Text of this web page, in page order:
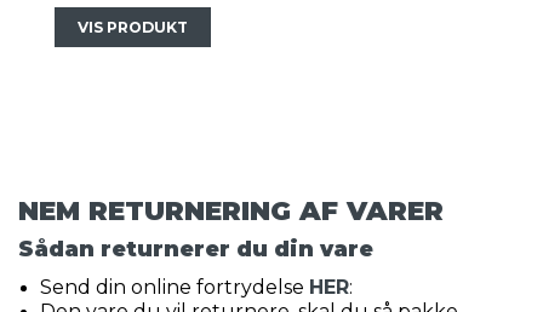
VIS PRODUKT
NEM RETURNERING AF VARER
Sådan returnerer du din vare
Send din online fortrydelse HER: